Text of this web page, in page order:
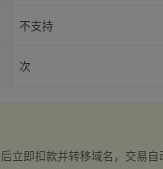
不支持
次
立即扣款并转移域名，交易